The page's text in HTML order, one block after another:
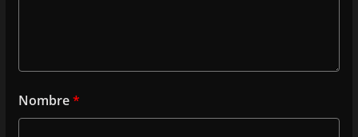
Nombre*